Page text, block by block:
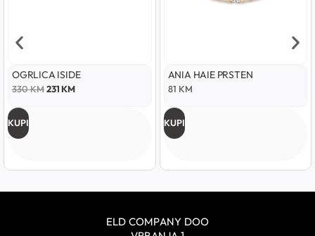
OGRLICA ISIDE
330KM231KM
KUPI
ANIA HAIE PRSTEN
81 KM
KUPI
ELD COMPANY DOO